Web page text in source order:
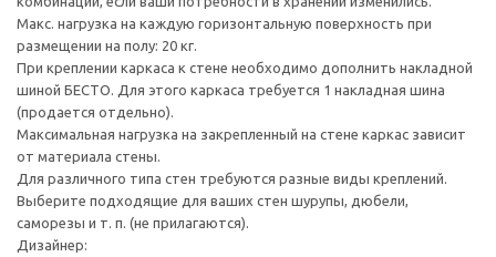
Макс. нагрузка на каждую горизонтальную поверхность при
размещении на полу: 20 кг.
При креплении каркаса к стене необходимо дополнить накладной
шиной БЕСТО. Для этого каркаса требуется 1 накладная шина
(продается отдельно).
Максимальная нагрузка на закрепленный на стене каркас зависит
от материала стены.
Для различного типа стен требуются разные виды креплений.
Выберите подходящие для ваших стен шурупы, дюбели,
саморезы и т. п. (не прилагаются).
Дизайнер: